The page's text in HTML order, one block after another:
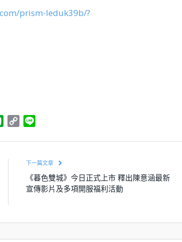
prism-leduk39b/?
Evernote
Copy
下一篇文章
《暮色雙城》今日正式上市 釋出陳意涵最新
宣傳影片及多項開服福利活動